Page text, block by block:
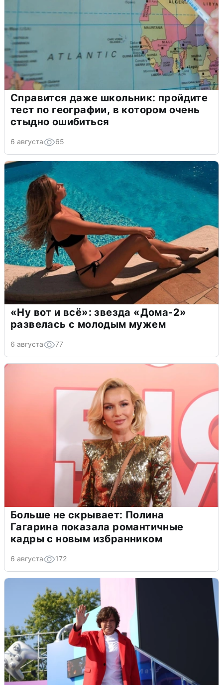
Справится даже школьник: пройдите
тест по географии, в котором очень
стыдно ошибиться
6 августа 65
«Ну вот и всё»: звезда «Дома-2»
развелась с молодым мужем
6 августа 77
Больше не скрывает: Полина
Гагарина показала романтичные
кадры с новым избранником
6 августа 172